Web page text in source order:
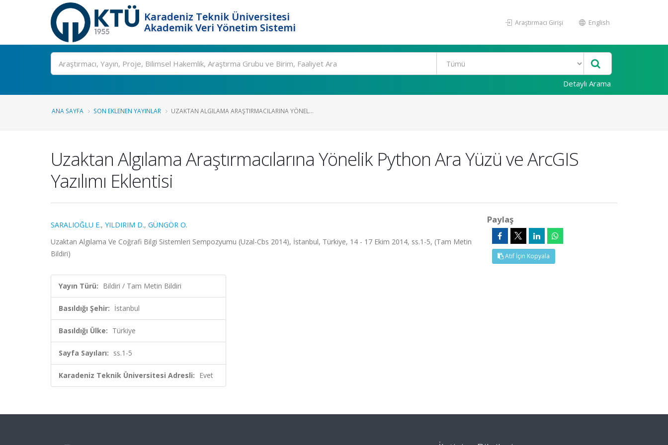
Karadeniz Teknik Üniversitesi
Akademik Veri Yönetim Sistemi
Araştırmacı Girişi English
Ara
Detaylı Arama
ANA SAYFA SON EKLENEN YAYINLAR UZAKTAN ALGILAMA ARAŞTIRMACILARINA YÖNEL...
Uzaktan Algılama Araştırmacılarına Yönelik Python Ara Yüzü ve ArcGIS
Yazılımı Eklentisi
SARALIOĞLU E., YILDIRIM D., GÜNGÖR O.
Uzaktan Algılama Ve Coğrafi Bilgi Sistemleri Sempozyumu (Uzal-Cbs 2014), İstanbul, Türkiye, 14 - 17 Ekim 2014, ss.1-5, (Tam Metin
Bildiri)
Yayın Türü: Bildiri / Tam Metin Bildiri
Basıldığı Şehir: İstanbul
Basıldığı Ülke: Türkiye
Sayfa Sayıları: ss.1-5
Karadeniz Teknik Üniversitesi Adresli: Evet
Paylaş
Atıf İçin Kopyala